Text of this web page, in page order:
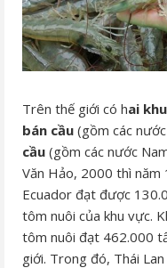
Trên thế giới có hai
bán cầu (gồm các
cầu (gồm các nước
Văn Hảo, 2000 thì năm
Ecuador đạt được
tôm nuôi của khu vực.
tôm nuôi đạt 462.000
giới. Trong đó, Thái